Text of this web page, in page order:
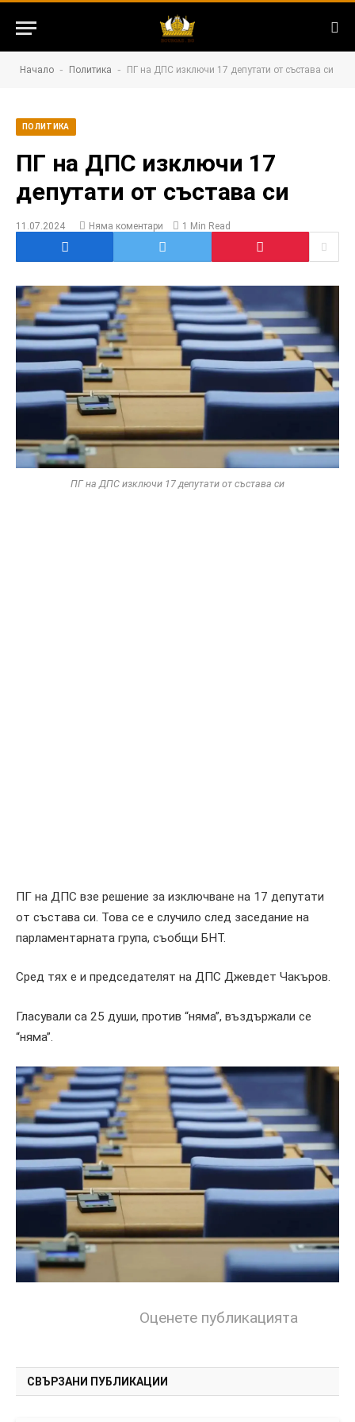
Начало - Политика - ПГ на ДПС изключи 17 депутати от състава си
ПОЛИТИКА
ПГ на ДПС изключи 17
депутати от състава си
11.07.2024 Няма коментари 1 Min Read
ПГ на ДПС изключи 17 депутати от състава си
ПГ на ДПС взе решение за изключване на 17 депутати
от състава си. Това се е случило след заседание на
парламентарната група, съобщи БНТ.
Сред тях е и председателят на ДПС Джевдет Чакъров.
Гласували са 25 души, против “няма”, въздържали се
“няма”.
Оценете публикацията
СВЪРЗАНИ ПУБЛИКАЦИИ